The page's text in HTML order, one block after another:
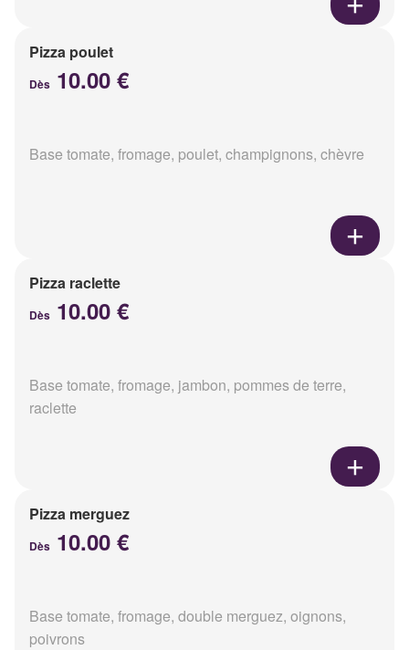
Pizza poulet
Dès 10.00 €
Base tomate, fromage, poulet, champignons, chèvre
Pizza raclette
Dès 10.00 €
Base tomate, fromage, jambon, pommes de terre,
raclette
Pizza merguez
Dès 10.00 €
Base tomate, fromage, double merguez, oignons,
poivrons